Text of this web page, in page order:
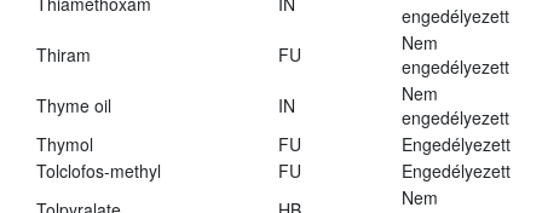
engedélyezett
Thiram
FU
Nem
engedélyezett
Thyme oil
IN
Nem
engedélyezett
Thymol
FU
Engedélyezett
Tolclofos-methyl
FU
Engedélyezett
Nem